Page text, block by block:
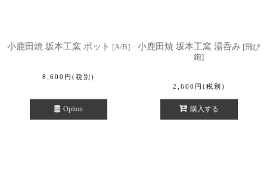
小鹿田焼 坂本工窯 ポット [A/B]
8,600 円 (税別)
Option
小鹿田焼 坂本工窯 湯呑み [飛び
鉋]
2,600 円 (税別)
購入する